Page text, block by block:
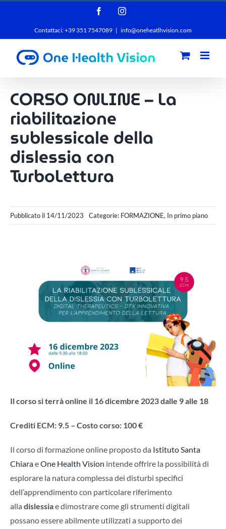
contenuto
FacebookInstagram
Contattaci: +39 351 7547089 | info@oneheatlhvision.com
CORSO ONLINE – La
riabilitazione
sublessicale della
dislessia con
TurboLettura
Pubblicato il 14/11/2023 Categorie: FORMAZIONE, In primo piano
Il corso si terrà online il 16 dicembre 2023 dalle 9 alle 18
Crediti ECM: 9.5 – Costo corso: 100 €
Il corso di formazione online proposto da Istituto Santa
ChiaraeOne Health Vision intende offrire la possibilità di
esplorare la natura complessa dei disturbi specifici
dell’apprendimento con particolare riferimento
alla dislessiae dimostrare come gli strumenti digitali
possano essere abilmente utilizzati a supporto dei